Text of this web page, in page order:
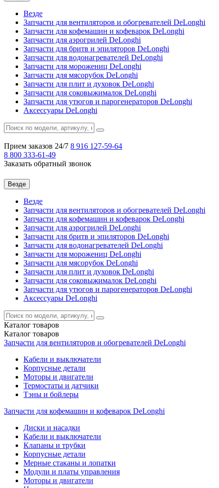
Везде
Запчасти для вентиляторов и обогревателей DeLonghi
Запчасти для кофемашин и кофеварок DeLonghi
Запчасти для аэрогрилей DeLonghi
Запчасти для бритв и эпиляторов DeLonghi
Запчасти для водонагревателей DeLonghi
Запчасти для морожениц DeLonghi
Запчасти для мясорубок DeLonghi
Запчасти для плит и духовок DeLonghi
Запчасти для соковыжималок DeLonghi
Запчасти для утюгов и парогенераторов DeLonghi
Аксессуары DeLonghi
Прием заказов 24/7 8 916 127-59-64
8 800 333-61-49
Заказать обратный звонок
Везде
Везде
Запчасти для вентиляторов и обогревателей DeLonghi
Запчасти для кофемашин и кофеварок DeLonghi
Запчасти для аэрогрилей DeLonghi
Запчасти для бритв и эпиляторов DeLonghi
Запчасти для водонагревателей DeLonghi
Запчасти для морожениц DeLonghi
Запчасти для мясорубок DeLonghi
Запчасти для плит и духовок DeLonghi
Запчасти для соковыжималок DeLonghi
Запчасти для утюгов и парогенераторов DeLonghi
Аксессуары DeLonghi
Каталог товаров
Каталог товаров
Запчасти для вентиляторов и обогревателей DeLonghi
Кабели и выключатели
Корпусные детали
Моторы и двигатели
Термостаты и датчики
Тэны и бойлеры
Запчасти для кофемашин и кофеварок DeLonghi
Диски и насадки
Кабели и выключатели
Клапаны и трубки
Корпусные детали
Мерные стаканы и лопатки
Модули и платы управления
Моторы и двигатели